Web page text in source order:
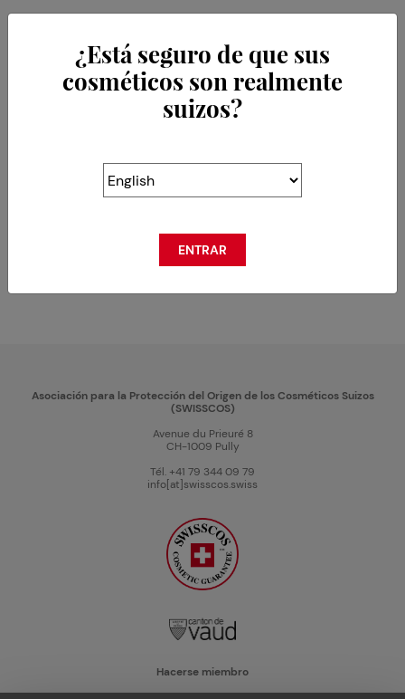
Asociación para la Protección del Origen de los Cosméticos Suizos
(SWISSCOS)
Avenue du Prieuré 8
CH-1009 Pully
Tél. +41 79 344 09 79
info[at]swisscos.swiss
Hacerse miembro
¿Está seguro de que sus
cosméticos son realmente
suizos?
ENTRAR